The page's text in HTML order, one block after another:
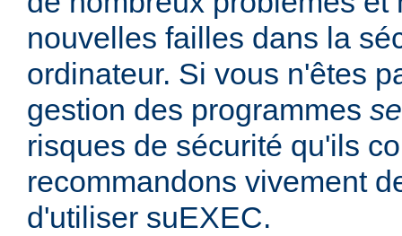
nouvelles failles dans la
ordinateur. Si vous n'êtes
gestion des programmes
risques de sécurité qu'ils
recommandons vivement
d'utiliser suEXEC.